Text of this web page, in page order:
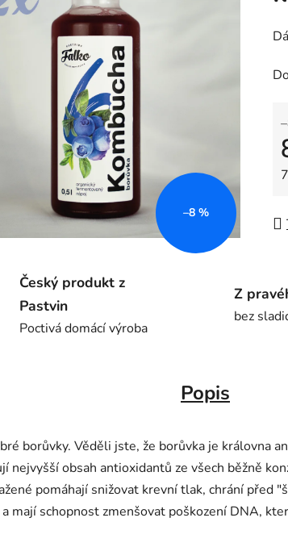
–8 %
Český produkt z
Pastvin
Poctivá domácí výroba
Z
bez
Popis
borůvky. Věděli jste, že borůvka je královna
nejvyšší obsah antioxidantů ze všech běžně
pomáhají snižovat krevní tlak, chrání před
mají schopnost zmenšovat poškození DNA,